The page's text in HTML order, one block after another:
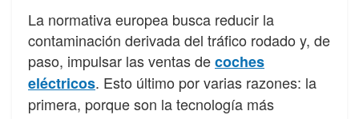
La normativa europea busca reducir la
contaminación derivada del tráfico rodado y, de
paso, impulsar las ventas decoches
eléctricos. Esto último por varias razones: la
primera, porque son la tecnología más